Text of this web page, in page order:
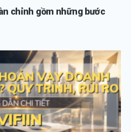
chỉnh gồm những bước